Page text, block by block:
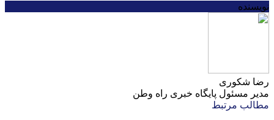
نویسنده
رضا شکوری
مدیر مسئول پایگاه خبری راه وطن
مطالب مرتبط